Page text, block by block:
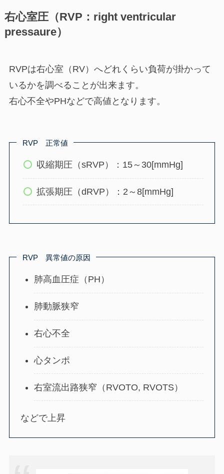
右心室圧（RVP：right ventricular
pressaure）
RVPは右心室（RV）へどれくらい負荷が掛かって
いるかを調べることが出来ます。
右心不全やPHなどで高値となります。
RVP 正常値
収縮期圧（sRVP）：15～30[mmHg]
拡張期圧（dRVP）：2～8[mmHg]
RVP 異常値の原因
肺高血圧症（PH）
肺動脈狭窄
右心不全
心タンポ
右室流出路狭窄（RVOTO, RVOTS）
などで上昇